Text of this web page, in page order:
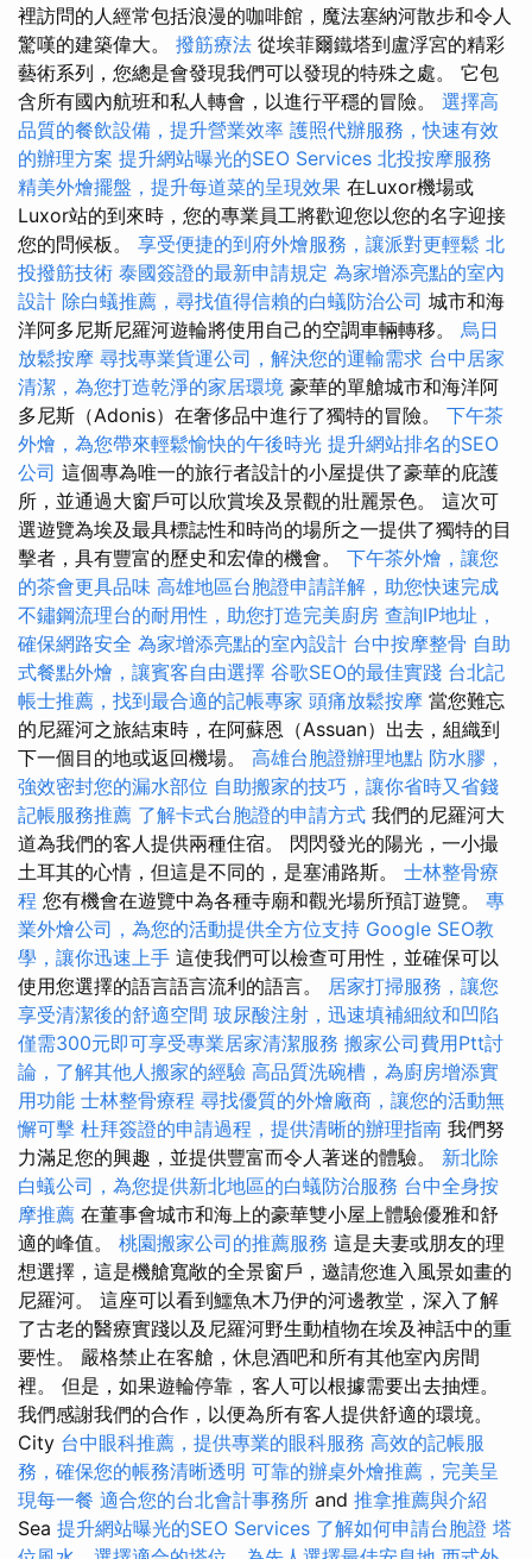
裡訪問的人經常包括浪漫的咖啡館，魔法塞納河散步和令人
驚嘆的建築偉大。 撥筋療法 從埃菲爾鐵塔到盧浮宮的精彩
藝術系列，您總是會發現我們可以發現的特殊之處。 它包
含所有國內航班和私人轉會，以進行平穩的冒險。 選擇高
品質的餐飲設備，提升營業效率 護照代辦服務，快速有效
的辦理方案 提升網站曝光的SEO Services 北投按摩服務
精美外燴擺盤，提升每道菜的呈現效果 在Luxor機場或
Luxor站的到來時，您的專業員工將歡迎您以您的名字迎接
您的問候板。 享受便捷的到府外燴服務，讓派對更輕鬆 北
投撥筋技術 泰國簽證的最新申請規定 為家增添亮點的室內
設計 除白蟻推薦，尋找值得信賴的白蟻防治公司 城市和海
洋阿多尼斯尼羅河遊輪將使用自己的空調車輛轉移。 烏日
放鬆按摩 尋找專業貨運公司，解決您的運輸需求 台中居家
清潔，為您打造乾淨的家居環境 豪華的單艙城市和海洋阿
多尼斯（Adonis）在奢侈品中進行了獨特的冒險。 下午茶
外燴，為您帶來輕鬆愉快的午後時光 提升網站排名的SEO
公司 這個專為唯一的旅行者設計的小屋提供了豪華的庇護
所，並通過大窗戶可以欣賞埃及景觀的壯麗景色。 這次可
選遊覽為埃及最具標誌性和時尚的場所之一提供了獨特的目
擊者，具有豐富的歷史和宏偉的機會。 下午茶外燴，讓您
的茶會更具品味 高雄地區台胞證申請詳解，助您快速完成
不鏽鋼流理台的耐用性，助您打造完美廚房 查詢IP地址，
確保網路安全 為家增添亮點的室內設計 台中按摩整骨 自助
式餐點外燴，讓賓客自由選擇 谷歌SEO的最佳實踐 台北記
帳士推薦，找到最合適的記帳專家 頭痛放鬆按摩 當您難忘
的尼羅河之旅結束時，在阿蘇恩（Assuan）出去，組織到
下一個目的地或返回機場。 高雄台胞證辦理地點 防水膠，
強效密封您的漏水部位 自助搬家的技巧，讓你省時又省錢
記帳服務推薦 了解卡式台胞證的申請方式 我們的尼羅河大
道為我們的客人提供兩種住宿。 閃閃發光的陽光，一小撮
土耳其的心情，但這是不同的，是塞浦路斯。 士林整骨療
程 您有機會在遊覽中為各種寺廟和觀光場所預訂遊覽。 專
業外燴公司，為您的活動提供全方位支持 Google SEO教
學，讓你迅速上手 這使我們可以檢查可用性，並確保可以
使用您選擇的語言語言流利的語言。 居家打掃服務，讓您
享受清潔後的舒適空間 玻尿酸注射，迅速填補細紋和凹陷
僅需300元即可享受專業居家清潔服務 搬家公司費用Ptt討
論，了解其他人搬家的經驗 高品質洗碗槽，為廚房增添實
用功能 士林整骨療程 尋找優質的外燴廠商，讓您的活動無
懈可擊 杜拜簽證的申請過程，提供清晰的辦理指南 我們努
力滿足您的興趣，並提供豐富而令人著迷的體驗。 新北除
白蟻公司，為您提供新北地區的白蟻防治服務 台中全身按
摩推薦 在董事會城市和海上的豪華雙小屋上體驗優雅和舒
適的峰值。 桃園搬家公司的推薦服務 這是夫妻或朋友的理
想選擇，這是機艙寬敞的全景窗戶，邀請您進入風景如畫的
尼羅河。 這座可以看到鱷魚木乃伊的河邊教堂，深入了解
了古老的醫療實踐以及尼羅河野生動植物在埃及神話中的重
要性。 嚴格禁止在客艙，休息酒吧和所有其他室內房間
裡。 但是，如果遊輪停靠，客人可以根據需要出去抽煙。
我們感謝我們的合作，以便為所有客人提供舒適的環境。
City 台中眼科推薦，提供專業的眼科服務 高效的記帳服
務，確保您的帳務清晰透明 可靠的辦桌外燴推薦，完美呈
現每一餐 適合您的台北會計事務所 and 推拿推薦與介紹
Sea 提升網站曝光的SEO Services 了解如何申請台胞證 塔